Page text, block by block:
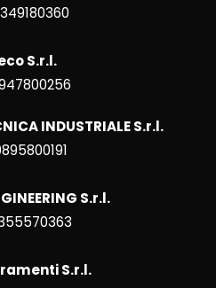
S.r.l.
INDUSTRIALE S.r.l.
S.r.l.
S.r.l.